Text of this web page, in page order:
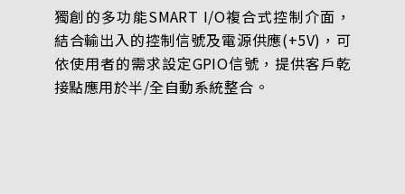
獨創的多功能SMART I/O複合式控制介面，
結合輸出入的控制信號及電源供應(+5V)，可
依使用者的需求設定GPIO信號，提供客戶乾
接點應用於半/全自動系統整合。